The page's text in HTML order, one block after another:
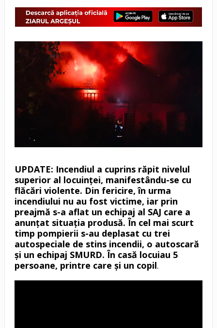
UPDATE: Incendiul a cuprins răpit nivelul
superior al locuinței, manifestându-se cu
flăcări violente. Din fericire, în urma
incendiului nu au fost victime, iar prin
preajmă s-a aflat un echipaj al SAJ care a
anunțat situația produsă. În cel mai scurt
timp pompierii s-au deplasat cu trei
autospeciale de stins incendii, o autoscară
și un echipaj SMURD. În casă locuiau 5
persoane, printre care și un copil.